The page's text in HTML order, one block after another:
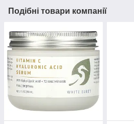
Подібні товари компанії